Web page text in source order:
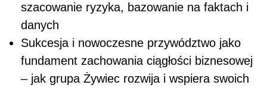
szacowanie ryzyka, bazowanie na faktach i
danych
Sukcesja i nowoczesne przywództwo jako
fundament zachowania ciągłości biznesowej
– jak grupa Żywiec rozwija i wspiera swoich